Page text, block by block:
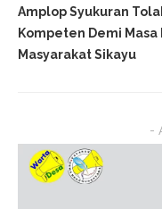
Amplop Syukuran
Kompeten Demi Masa
Masyarakat Sikayu
-